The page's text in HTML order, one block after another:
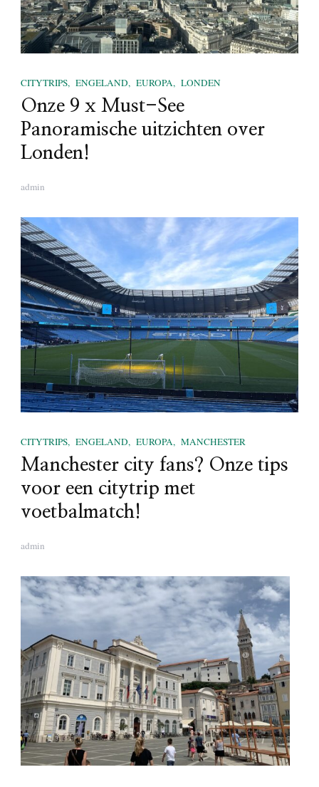
CITYTRIPS ENGELAND EUROPA LONDEN
Onze 9 x Must-See
Panoramische uitzichten over
Londen!
admin
CITYTRIPS ENGELAND EUROPA MANCHESTER
Manchester city fans? Onze tips
voor een citytrip met
voetbalmatch!
admin